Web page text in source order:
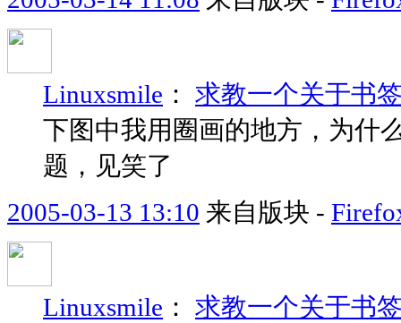
Linuxsmile ： 求教一个关于书
下图中我用圈画的地方，为什
题，见笑了
2005-03-13 13:10 来自版块 -
Linuxsmile ： 求教一个关于书